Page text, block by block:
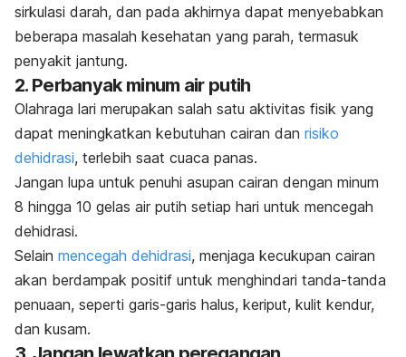
sirkulasi darah, dan pada akhirnya dapat menyebabkan
beberapa masalah kesehatan yang parah, termasuk
penyakit jantung.
2. Perbanyak minum air putih
Olahraga lari merupakan salah satu aktivitas fisik yang
dapat meningkatkan kebutuhan cairan dan risiko
dehidrasi, terlebih saat cuaca panas.
Jangan lupa untuk penuhi asupan cairan dengan minum
8 hingga 10 gelas air putih setiap hari untuk mencegah
dehidrasi.
Selain mencegah dehidrasi, menjaga kecukupan cairan
akan berdampak positif untuk menghindari tanda-tanda
penuaan, seperti garis-garis halus, keriput, kulit kendur,
dan kusam.